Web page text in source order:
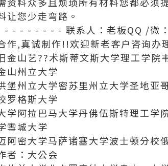
让您少走弯路。
- - - - - - - - 联系人：老板QQ /微
作,真诚制作!!欢迎新老客户咨询办
金山艺??术斯蒂文斯大学理工学
山州立大学
堡州立大学密苏里州立大学圣地亚
罗格斯大学
学阿拉巴马大学丹佛伍斯特理工学
雪城大学
阿密大学马萨诸塞大学波士顿分校
者：大公会